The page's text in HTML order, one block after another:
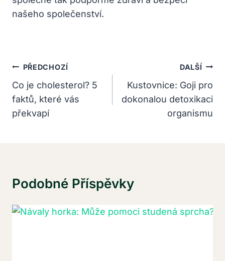
našeho společenství.
Navigace
Pro
Příspěvek
PŘEDCHOZÍ
Co je cholesterol? 5
faktů, které vás
překvapí
DALŠÍ
Kustovnice: Goji pro
dokonalou detoxikaci
organismu
Podobné Příspěvky